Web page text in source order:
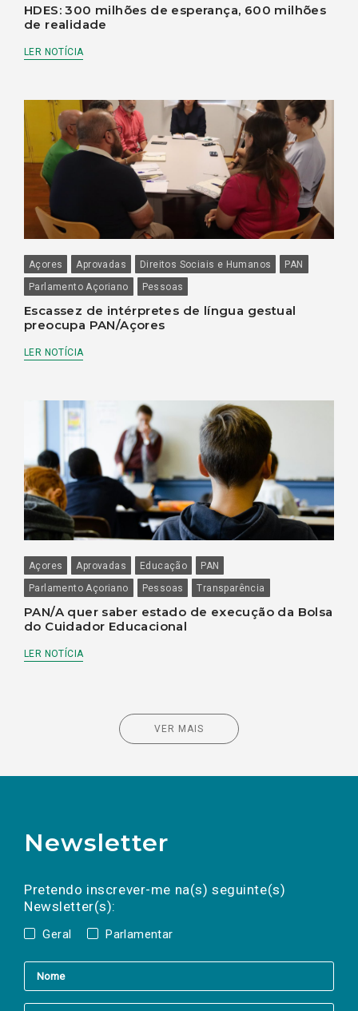
HDES: 300 milhões de esperança, 600 milhões
de realidade
LER NOTÍCIA
Açores Aprovadas Direitos Sociais e Humanos
PAN
Parlamento Açoriano
Pessoas
Escassez de intérpretes de língua gestual
preocupa PAN/Açores
LER NOTÍCIA
Açores Aprovadas Educação
PAN
Parlamento Açoriano
Pessoas Transparência
PAN/A quer saber estado de execução da Bolsa
do Cuidador Educacional
LER NOTÍCIA
VER MAIS
Newsletter
Pretendo inscrever-me na(s) seguinte(s)
Newsletter(s):
Geral Parlamentar
a(s) newsletter(s).
mail